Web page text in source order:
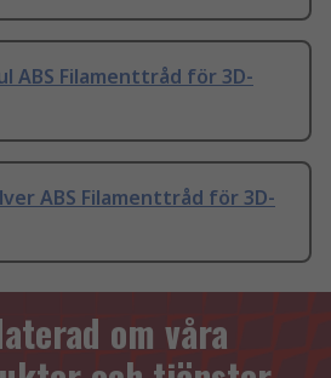
ABS Filamenttråd för 3D-
ABS Filamenttråd för 3D-
om våra